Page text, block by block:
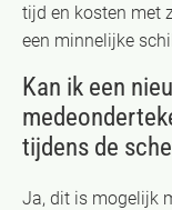
tijd en kosten met
een minnelijke
Kan ik een
tijdens de
Ja, dit is mogelijk